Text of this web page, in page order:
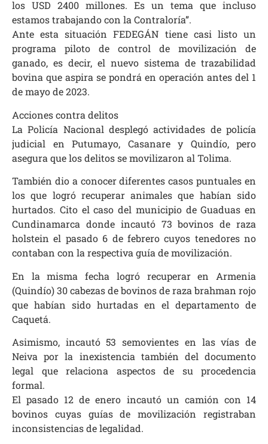
los USD 2400 millones. Es un tema que incluso
estamos trabajando con la Contraloría”.
Ante esta situación FEDEGÁN tiene casi listo un
programa piloto de control de movilización de
ganado, es decir, el nuevo sistema de trazabilidad
bovina que aspira se pondrá en operación antes del 1
de mayo de 2023.
Acciones contra delitos
La Policía Nacional desplegó actividades de policía
judicial en Putumayo, Casanare y Quindío, pero
asegura que los delitos se movilizaron al Tolima.
También dio a conocer diferentes casos puntuales en
los que logró recuperar animales que habían sido
hurtados. Cito el caso del municipio de Guaduas en
Cundinamarca donde incautó 73 bovinos de raza
holstein el pasado 6 de febrero cuyos tenedores no
contaban con la respectiva guía de movilización.
En la misma fecha logró recuperar en Armenia
(Quindío) 30 cabezas de bovinos de raza brahman rojo
que habían sido hurtadas en el departamento de
Caquetá.
Asimismo, incautó 53 semovientes en las vías de
Neiva por la inexistencia también del documento
legal que relaciona aspectos de su procedencia
formal.
El pasado 12 de enero incautó un camión con 14
bovinos cuyas guías de movilización registraban
inconsistencias de legalidad.